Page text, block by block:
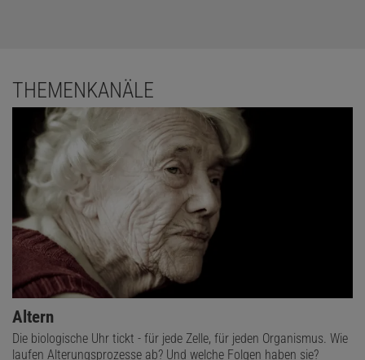
THEMENKANÄLE
Altern
Die biologische Uhr tickt - für jede Zelle, für jeden Organismus. Wie
laufen Alterungsprozesse ab? Und welche Folgen haben sie?